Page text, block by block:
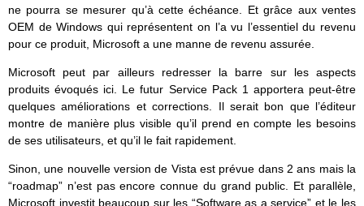
ne pourra se mesurer qu’à cette échéance. Et grâce aux ventes
OEM de Windows qui représentent on l’a vu l’essentiel du revenu
pour ce produit, Microsoft a une manne de revenu assurée.
Microsoft peut par ailleurs redresser la barre sur les aspects
produits évoqués ici. Le futur Service Pack 1 apportera peut-être
quelques améliorations et corrections. Il serait bon que l’éditeur
montre de manière plus visible qu’il prend en compte les besoins
de ses utilisateurs, et qu’il le fait rapidement.
Sinon, une nouvelle version de Vista est prévue dans 2 ans mais la
“roadmap” n’est pas encore connue du grand public. Et parallèle,
Microsoft investit beaucoup sur les “Software as a service” et le les